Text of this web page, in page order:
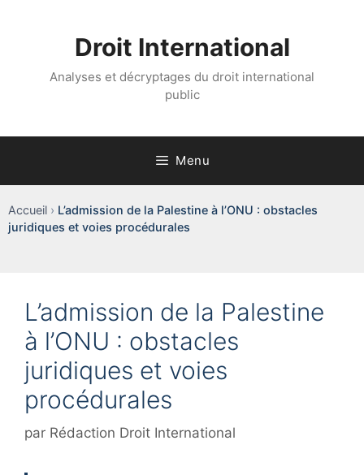
Droit International
Analyses et décryptages du droit international
public
Menu
Accueil › L’admission de la Palestine à l’ONU : obstacles
juridiques et voies procédurales
L’admission de la Palestine
à l’ONU : obstacles
juridiques et voies
procédurales
par Rédaction Droit International